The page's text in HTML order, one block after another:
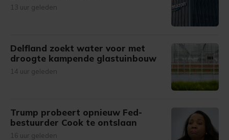
13 uur geleden
Delfland zoekt water voor met
droogte kampende glastuinbouw
14 uur geleden
Trump probeert opnieuw Fed-
bestuurder Cook te ontslaan
16 uur geleden